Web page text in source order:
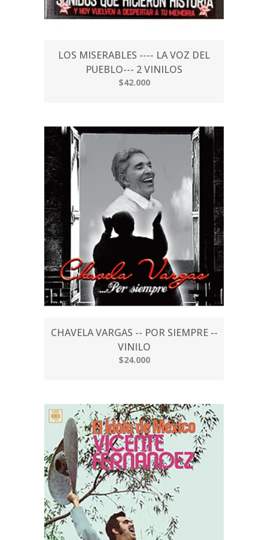
LOS MISERABLES ---- LA VOZ DEL
PUEBLO--- 2 VINILOS
$42.000
CHAVELA VARGAS -- POR SIEMPRE --
VINILO
$24.000